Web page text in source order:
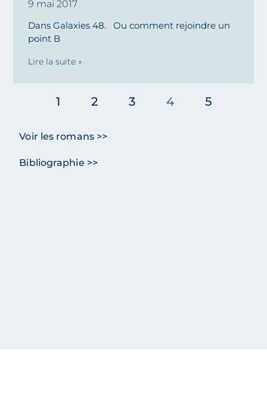
9 mai 2017
Dans Galaxies 48. Ou comment rejoindre un
point B
Lire la suite »
1 2 3 4 5
Voir les romans >>
Bibliographie >>